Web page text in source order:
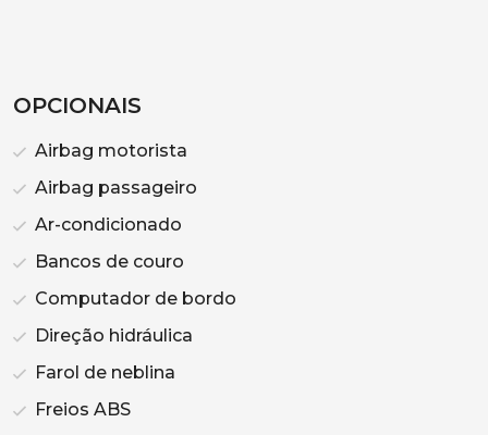
OPCIONAIS
Airbag motorista
Airbag passageiro
Ar-condicionado
Bancos de couro
Computador de bordo
Direção hidráulica
Farol de neblina
Freios ABS